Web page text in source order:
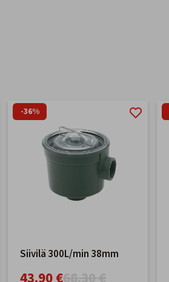
-36%
Siivilä 300L/min 38mm